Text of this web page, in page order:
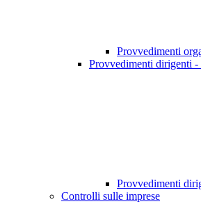
Provvedimenti
Provvedimenti dirigenti -
Provvedimenti
Controlli sulle imprese